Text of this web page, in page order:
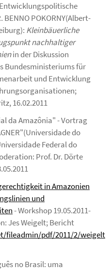
POKORNY(Albert-
Kleinbäuerliche
nachhaltiger
in der Diskussion
Bundesministeriums für
und Entwicklung
16.02.2011
da Amazônia" - Vortrag
do
Federal do
Prof. Dr. Dörte
in Amazonien
und
- Workshop 19.05.2011-
Jes Weigelt;Bericht
fileadmin/pdf/2011/2/weigelt-
no Brasil: uma